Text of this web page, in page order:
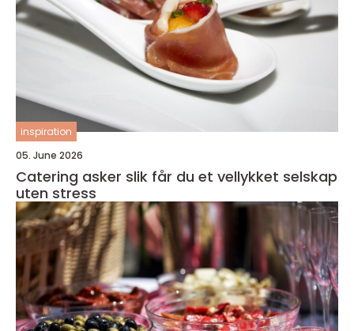
inspiration
05. June 2026
Catering asker slik får du et vellykket selskap
uten stress